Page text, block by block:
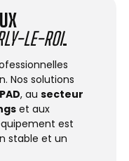
LE-ROI.
Nos solutions
, au secteur
et aux
est
stable et un